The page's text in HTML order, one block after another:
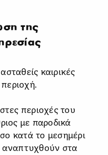
της
καιρικές
περιοχές του
με παροδικά
κατά το μεσημέρι
αναπτυχθούν στα